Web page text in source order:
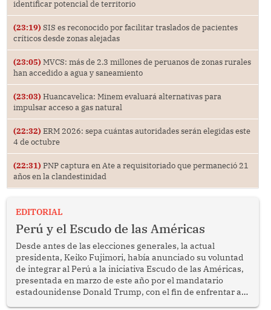
identificar potencial de territorio
(23:19) SIS es reconocido por facilitar traslados de pacientes
críticos desde zonas alejadas
(23:05) MVCS: más de 2.3 millones de peruanos de zonas rurales
han accedido a agua y saneamiento
(23:03) Huancavelica: Minem evaluará alternativas para
impulsar acceso a gas natural
(22:32) ERM 2026: sepa cuántas autoridades serán elegidas este
4 de octubre
(22:31) PNP captura en Ate a requisitoriado que permaneció 21
años en la clandestinidad
EDITORIAL
Perú y el Escudo de las Américas
Desde antes de las elecciones generales, la actual
presidenta, Keiko Fujimori, había anunciado su voluntad
de integrar al Perú a la iniciativa Escudo de las Américas,
presentada en marzo de este año por el mandatario
estadounidense Donald Trump, con el fin de enfrentar al